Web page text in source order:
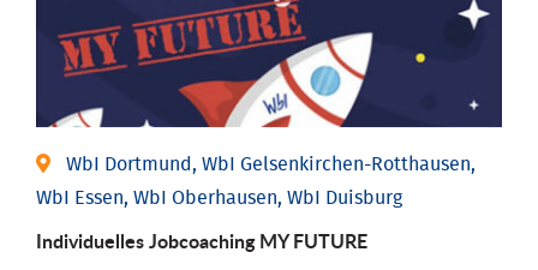
WbI Dortmund, WbI Gelsenkirchen-Rotthausen,
WbI Essen, WbI Oberhausen, WbI Duisburg
Individuelles Jobcoaching MY FUTURE